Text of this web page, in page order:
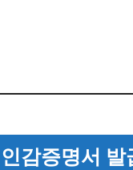
감증명서 발